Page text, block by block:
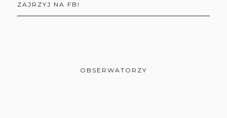
ZAJRZYJ NA FB!
OBSERWATORZY